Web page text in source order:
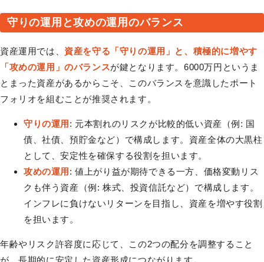
守りの運用と攻めの運用のバランス
資産運用では、 資産を守る「守りの運用」と、積極的に増やす
「攻めの運用」のバランスが鍵となります。6000万円というま
とまった資産があるからこそ、このバランスを意識したポート
フォリオを組むことが推奨されます。
守りの運用 : 元本割れのリスクが比較的低い資産（例: 国
債、社債、預貯金など）で構成します。資産全体の大黒柱
として、安定性を確保する役割を担います。
攻めの運用 : 値上がり益が期待できる一方、価格変動リス
クも伴う資産（例: 株式、投資信託など）で構成します。
インフレに負けないリターンを目指し、資産を増やす役割
を担います。
年齢やリスク許容度に応じて、この2つの配分を調整すること